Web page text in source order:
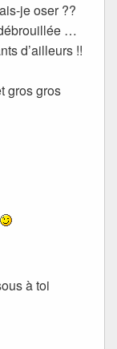
je oser ??
…
d’ailleurs !!
gros gros
à toi